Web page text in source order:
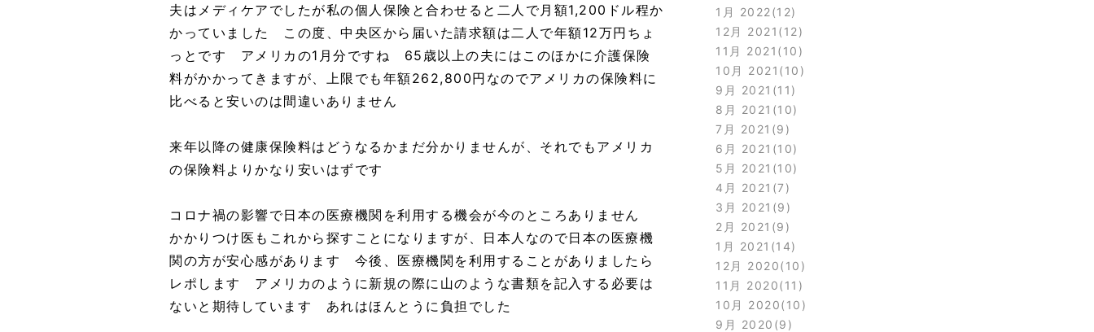
夫はメディケアでしたが私の個人保険と合わせると二人で月額1,200ドル程か
かっていました この度、中央区から届いた請求額は二人で年額12万円ちょ
っとです アメリカの1月分ですね 65歳以上の夫にはこのほかに介護保険
料がかかってきますが、上限でも年額262,800円なのでアメリカの保険料に
比べると安いのは間違いありません
来年以降の健康保険料はどうなるかまだ分かりませんが、それでもアメリカ
の保険料よりかなり安いはずです
コロナ禍の影響で日本の医療機関を利用する機会が今のところありません
かかりつけ医もこれから探すことになりますが、日本人なので日本の医療機
関の方が安心感があります 今後、医療機関を利用することがありましたら
レポします アメリカのように新規の際に山のような書類を記入する必要は
ないと期待しています あれはほんとうに負担でした
1月 2022 12
12月 2021
12
11月 2021
10
10月 2021
10
9月 2021
11
8月 2021
10
7月 2021
9
6月 2021
10
5月 2021
10
4月 2021 7
3月 2021
9
2月 2021
9
1月 2021
14
12月 2020 10
11月 2020 11
10月 2020 10
9月 2020 9